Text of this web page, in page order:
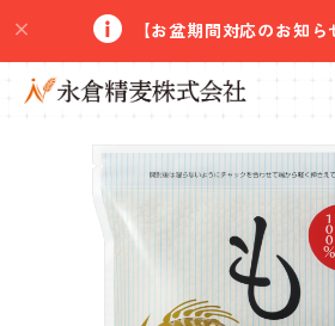
【お盆期間対応のお知ら